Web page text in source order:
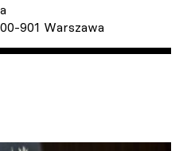
901 Warszawa